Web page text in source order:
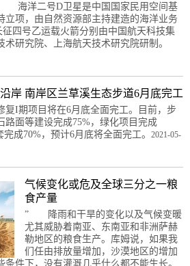
海洋二号D卫星是中国国家民用空间基
立项，由自然资源部主持建造的海洋业务
四号乙运载火箭分别由中国航天科技集
研究院、上海航天技术研究院研制。
岸 南岸区兰草溪生态步道6月底完工
复I期项目将在6月底全面完工。目前，步
路面等建设完成75%，绿化项目完成
成70%，预计6月底将全面完工。 2021-05-
气候变化或危及全球三分之一粮
食产量
” 降雨和干旱的变化以及气候变暖
尤其威胁着南亚、东南亚和非洲萨赫
勒地区的粮食生产。库姆说，如果我
们任由排放量增加，沙漠地区的增加
件下，没有灌溉几乎什么都不能生长。